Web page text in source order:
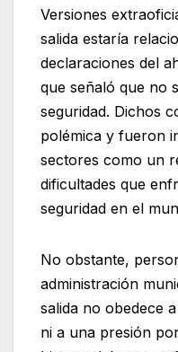
Versiones
salida estaría
declaraciones del
que señaló que no
seguridad. Dichos
polémica y fueron
sectores como un
dificultades que
seguridad en el
No obstante,
administración
salida no obedece
ni a una presión